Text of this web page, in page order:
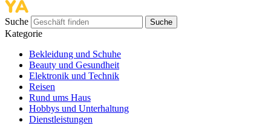
Suche Suche
Kategorie
Bekleidung und Schuhe
Beauty und Gesundheit
Elektronik und Technik
Reisen
Rund ums Haus
Hobbys und Unterhaltung
Dienstleistungen